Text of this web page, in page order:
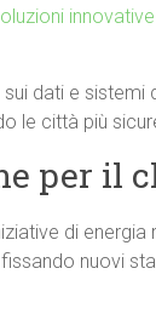
innovative
dati e sistemi
le città più
per il
di
nuovi